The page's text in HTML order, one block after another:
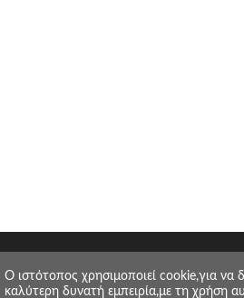
O ιστότοπος χρησιμοποιεί cookie,για να
καλύτερη δυνατή εμπειρία,με τη χρήση